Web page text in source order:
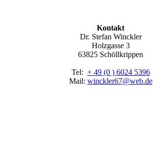
Kontakt
Dr. Stefan Winckler
Holzgasse 3
63825 Schöllkrippen
Tel: + 49 (0 ) 6024 5396
Mail: winckler67@web.de